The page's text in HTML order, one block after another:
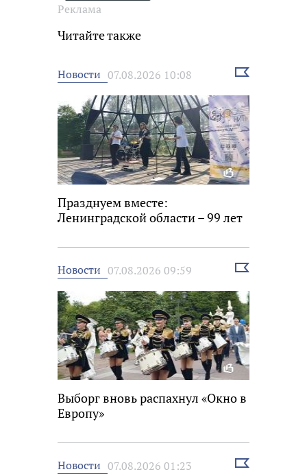
Реклама
Читайте также
Новости 07.08.2026 10:08
Выбрать
Празднуем вместе:
Ленинградской области – 99 лет
Новости 07.08.2026 09:59
Выбрать
Выборг вновь распахнул «Окно в
Европу»
Новости 07.08.2026 01:23
Выбрать